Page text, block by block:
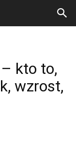
kto to,
wzrost,